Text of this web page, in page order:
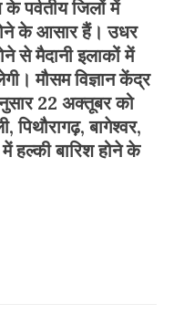
पर्वतीय जिलों में
के आसार हैं। उधर
से मैदानी इलाकों में
मौसम विज्ञान केंद्र
22 अक्तूबर को
पिथौरागढ़, बागेश्वर,
हल्की बारिश होने के